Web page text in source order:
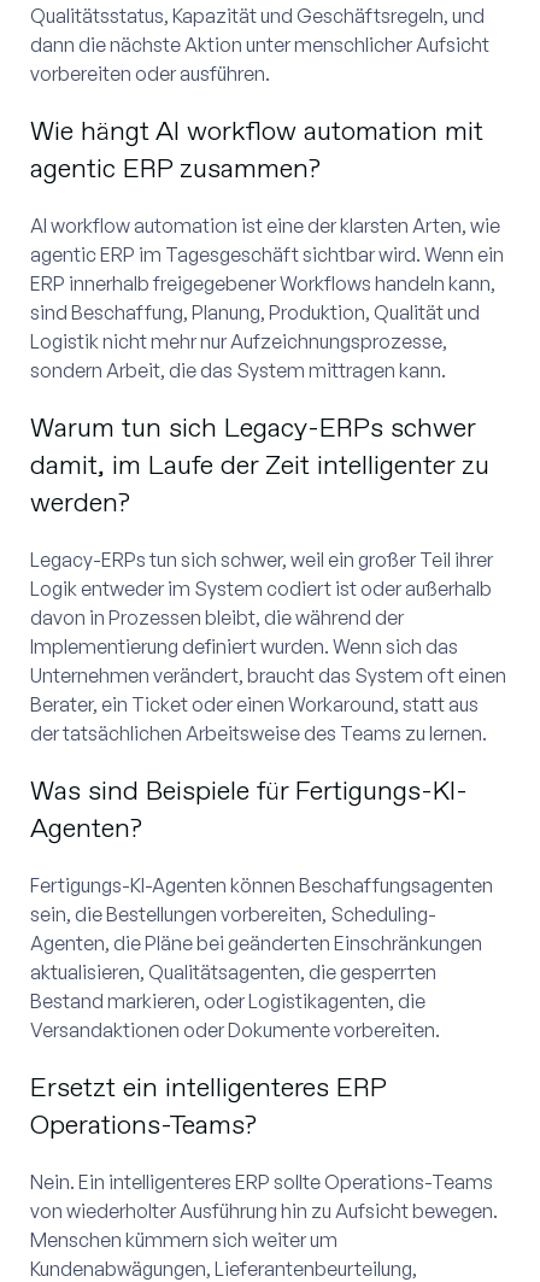
Qualitätsstatus, Kapazität und Geschäftsregeln, und
dann die nächste Aktion unter menschlicher Aufsicht
vorbereiten oder ausführen.
Wie hängt AI workflow automation mit
agentic ERP zusammen?
AI workflow automation ist eine der klarsten Arten, wie
agentic ERP im Tagesgeschäft sichtbar wird. Wenn ein
ERP innerhalb freigegebener Workflows handeln kann,
sind Beschaffung, Planung, Produktion, Qualität und
Logistik nicht mehr nur Aufzeichnungsprozesse,
sondern Arbeit, die das System mittragen kann.
Warum tun sich Legacy-ERPs schwer
damit, im Laufe der Zeit intelligenter zu
werden?
Legacy-ERPs tun sich schwer, weil ein großer Teil ihrer
Logik entweder im System codiert ist oder außerhalb
davon in Prozessen bleibt, die während der
Implementierung definiert wurden. Wenn sich das
Unternehmen verändert, braucht das System oft einen
Berater, ein Ticket oder einen Workaround, statt aus
der tatsächlichen Arbeitsweise des Teams zu lernen.
Was sind Beispiele für Fertigungs-KI-
Agenten?
Fertigungs-KI-Agenten können Beschaffungsagenten
sein, die Bestellungen vorbereiten, Scheduling-
Agenten, die Pläne bei geänderten Einschränkungen
aktualisieren, Qualitätsagenten, die gesperrten
Bestand markieren, oder Logistikagenten, die
Versandaktionen oder Dokumente vorbereiten.
Ersetzt ein intelligenteres ERP
Operations-Teams?
Nein. Ein intelligenteres ERP sollte Operations-Teams
von wiederholter Ausführung hin zu Aufsicht bewegen.
Menschen kümmern sich weiter um
Kundenabwägungen, Lieferantenbeurteilung,